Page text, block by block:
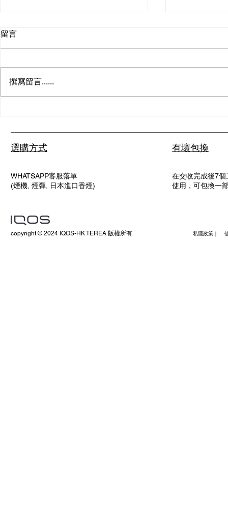
留言
撰寫留言......
選購方式
WHATSAPP客服落單
(煙機, 煙彈, 日本進口香煙)
有壞包換
在交收完成後7
使用，可包換一
copyright © 2024 IQOS-HK TEREA 版權所有 私隱政策｜